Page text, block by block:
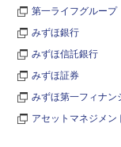
第一ライフグループ
みずほ銀行
みずほ信託銀行
みずほ証券
みずほ第一フィナン
アセットマネジメン